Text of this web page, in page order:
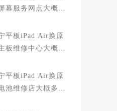
幕服务网点大概多
平板iPad Air换原
板维修中心大概多
平板iPad Air换原
池维修店大概多少